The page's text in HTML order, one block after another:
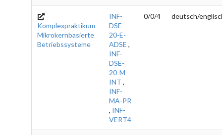
Komplexpraktikum
Mikrokernbasierte
Betriebssysteme
INF-
DSE-
20-E-
ADSE ,
INF-
DSE-
20-M-
INT ,
INF-
MA-PR
, INF-
VERT4
0/0/4 deutsch/